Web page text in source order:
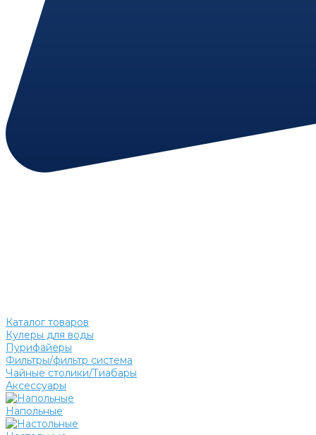
Каталог товаров
Кулеры для воды
Пурифайеры
Фильтры/фильтр система
Чайные столики/Тиабары
Аксессуары
Напольные